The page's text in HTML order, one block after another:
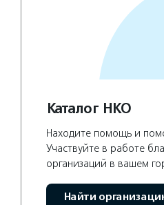
Каталог НКО
Находите помощь и
Участвуйте в работе
организаций в вашем
Найти